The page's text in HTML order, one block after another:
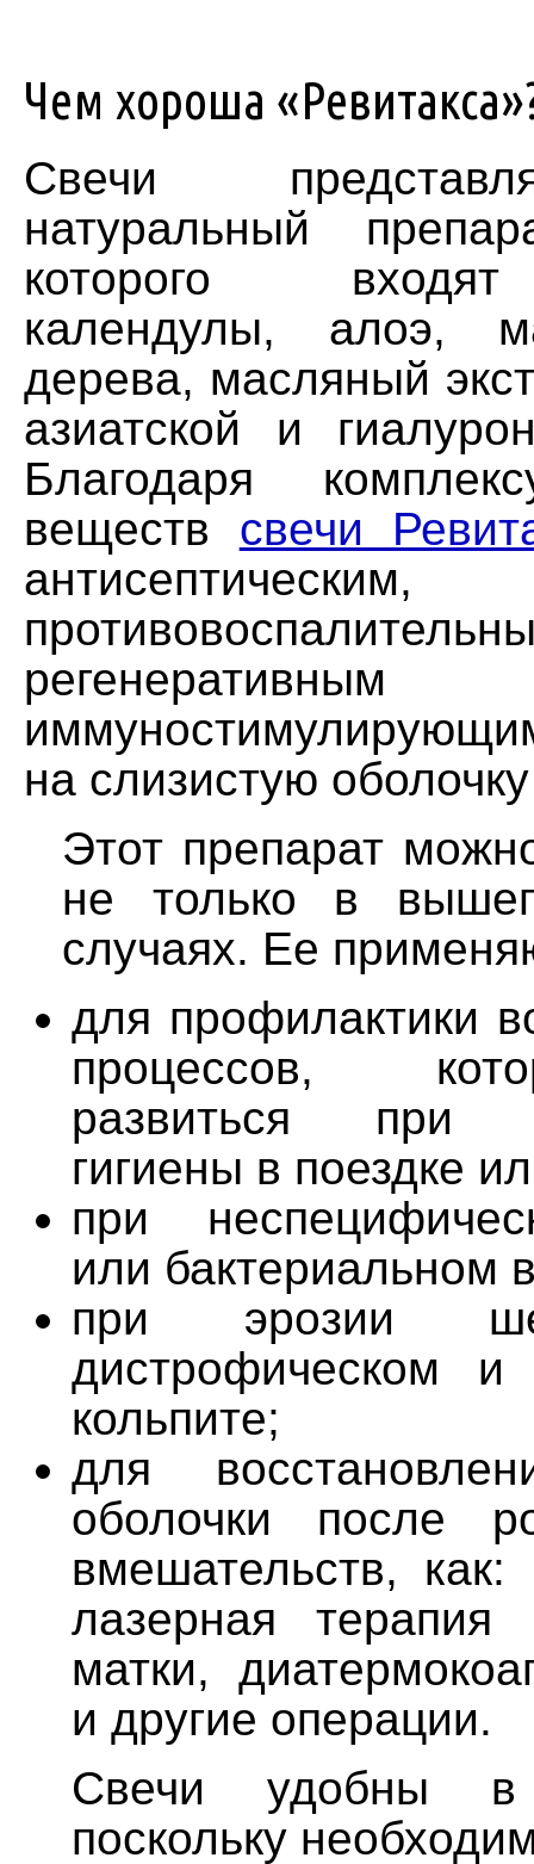
Чем хороша
Свечи
натуральный
которого
календулы, алоэ,
дерева, масляный
азиатской и
Благодаря
веществ свечи
антисептическим,
на слизистую
Этот препарат
не только в
случаях. Ее
для профилактики
процессов,
развиться при
гигиены в поездке
при
или бактериальном
при эрозии
дистрофическом и
кольпите;
для
оболочки после
вмешательств, как:
лазерная терапия
матки,
и другие операции.
Свечи удобны в
поскольку